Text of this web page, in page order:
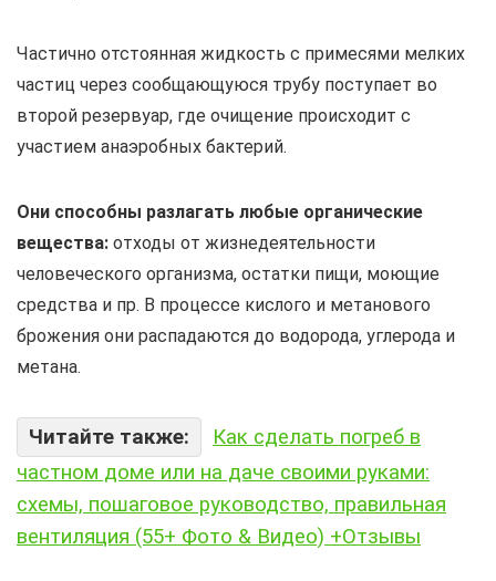
Частично отстоянная жидкость с примесями мелких
частиц через сообщающуюся трубу поступает во
второй резервуар, где очищение происходит с
участием анаэробных бактерий.
Они способны разлагать любые органические
вещества: отходы от жизнедеятельности
человеческого организма, остатки пищи, моющие
средства и пр. В процессе кислого и метанового
брожения они распадаются до водорода, углерода и
метана.
Читайте также:
Как сделать погреб в
частном доме или на даче своими руками:
схемы, пошаговое руководство, правильная
вентиляция (55+ Фото & Видео) +Отзывы